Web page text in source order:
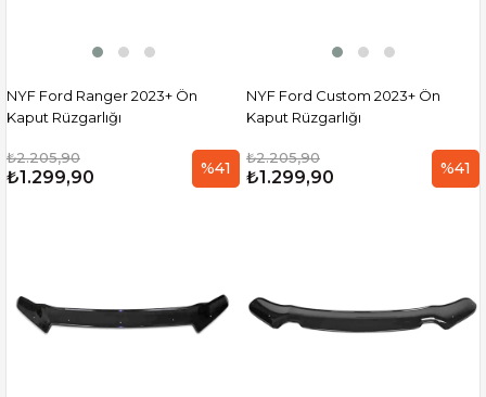
NYF Ford Ranger 2023+ Ön
Kaput Rüzgarlığı
₺2.205,90
₺1.299,90 %41
NYF Ford Custom 2023+ Ön
Kaput Rüzgarlığı
₺2.205,90
₺1.299,90 %41